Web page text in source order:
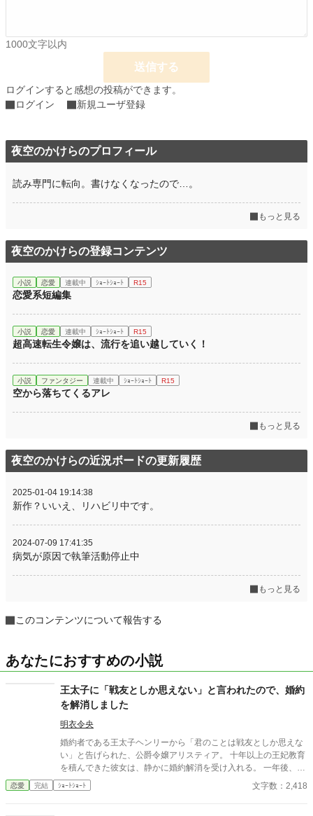
初回公開日時 2022.12.04 00:00
週間ポイント 7 pt (78,785 位)
年間ポイント 280 pt (117,579 位)
1000文字以内
送信する
ログインすると感想の投稿ができます。
ログイン
新規ユーザ登録
夜空のかけらのプロフィール
読み専門に転向。書けなくなったので…。
もっと見る
夜空のかけらの登録コンテンツ
小説 恋愛 連載中 ｼｮｰﾄｼｮｰﾄ R15
恋愛系短編集
小説 恋愛 連載中 ｼｮｰﾄｼｮｰﾄ R15
超高速転生令嬢は、流行を追い越していく！
小説 ファンタジー 連載中 ｼｮｰﾄｼｮｰﾄ R15
空から落ちてくるアレ
もっと見る
夜空のかけらの近況ボードの更新履歴
2025-01-04 19:14:38
新作？いいえ、リハビリ中です。
2024-07-09 17:41:35
病気が原因で執筆活動停止中
もっと見る
このコンテンツについて報告する
あなたにおすすめの小説
王太子に「戦友としか思えない」と言われたので、婚約
を解消しました
明衣令央
婚約者である王太子ヘンリーから「君のことは戦友としか思えな
い」と告げられた、公爵令嬢アリスティア。 十年以上の王妃教育
を積んできた彼女は、静かに婚約解消を受け入れる。 一年後、幸
せな結婚を迎えた彼女にとって、ヘンリーのその後は――もうど
うでもいいことだった。
恋愛 完結 ｼｮｰﾄｼｮｰﾄ 文字数：2,418